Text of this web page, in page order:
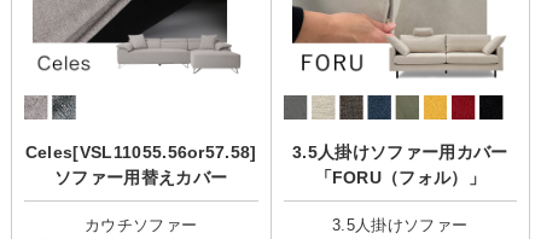
Celes[VSL11055.56or57.58]
ソファー用替えカバー
カウチソファー
3.5人掛けソファー用カバー
「FORU（フォル）」
3.5人掛けソファー